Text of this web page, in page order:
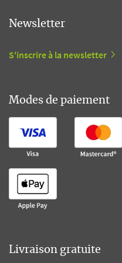
Newsletter
S'inscrire à la newsletter
Modes de paiement
Livraison gratuite